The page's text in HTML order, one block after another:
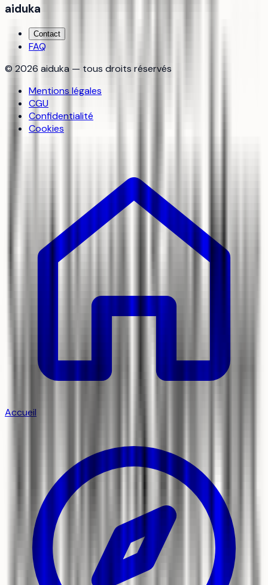
aiduka
Contact
FAQ
© 2026 aiduka — tous droits réservés
Mentions légales
CGU
Confidentialité
Cookies
Accueil